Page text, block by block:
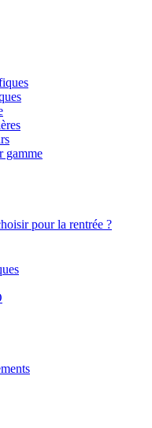
gamme
pour la rentrée ?